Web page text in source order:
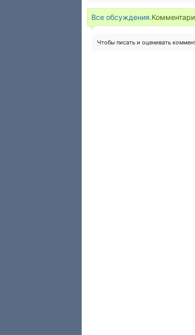
Все обсуждения.
Чтобы писать и оценивать